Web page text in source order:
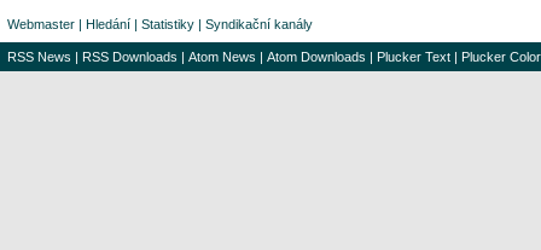
Webmaster | Hledání | Statistiky | Syndikační kanály
RSS News | RSS Downloads | Atom News | Atom Downloads | Plucker Text | Plucker Color